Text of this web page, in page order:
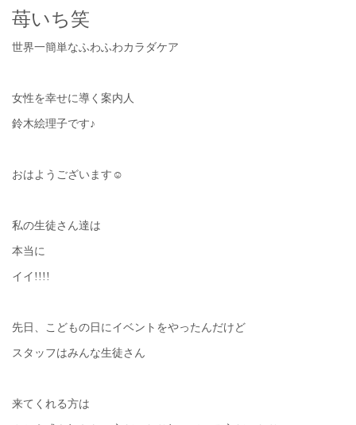
苺いち笑
世界一簡単なふわふわカラダケア
女性を幸せに導く案内人
鈴木絵理子です♪
おはようございます☺︎
私の生徒さん達は
本当に
イイ!!!!
先日、こどもの日にイベントをやったんだけど
スタッフはみんな生徒さん
来てくれる方は